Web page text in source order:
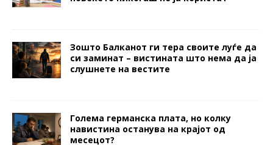
Зошто Балканот ги тера своите луѓе да
си заминат – вистината што нема да ја
слушнете на вестите
Голема германска плата, но колку
навистина останува на крајот од
месецот?